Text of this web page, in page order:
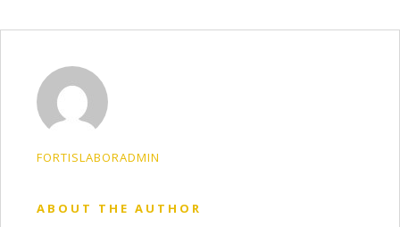
FORTISLABORADMIN
ABOUT THE AUTHOR